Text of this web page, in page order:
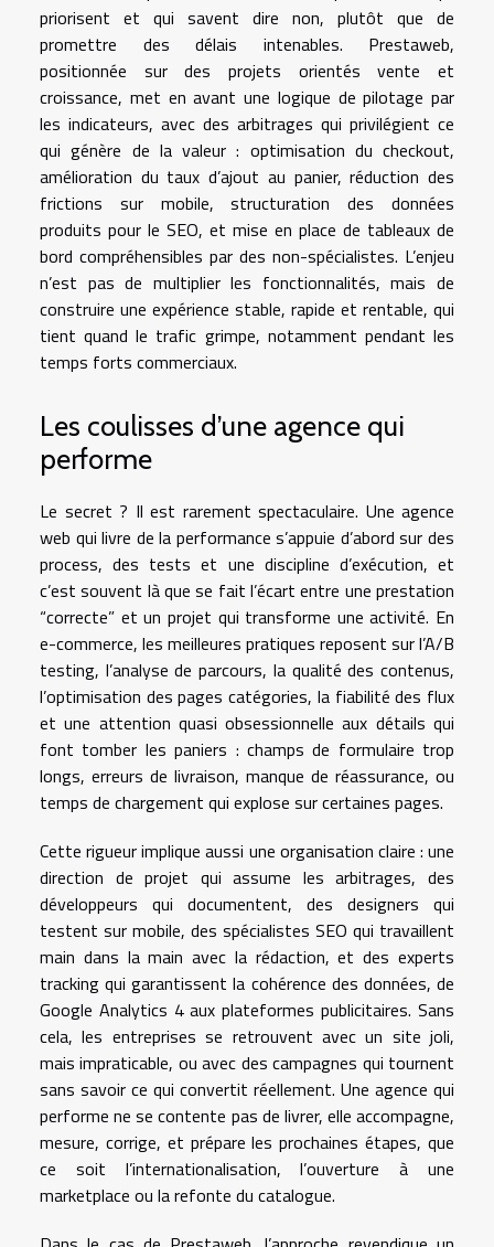
priorisent et qui savent dire non, plutôt que de
promettre des délais intenables. Prestaweb,
positionnée sur des projets orientés vente et
croissance, met en avant une logique de pilotage par
les indicateurs, avec des arbitrages qui privilégient ce
qui génère de la valeur : optimisation du checkout,
amélioration du taux d’ajout au panier, réduction des
frictions sur mobile, structuration des données
produits pour le SEO, et mise en place de tableaux de
bord compréhensibles par des non-spécialistes. L’enjeu
n’est pas de multiplier les fonctionnalités, mais de
construire une expérience stable, rapide et rentable, qui
tient quand le trafic grimpe, notamment pendant les
temps forts commerciaux.
Les coulisses d’une agence qui
performe
Le secret ? Il est rarement spectaculaire. Une agence
web qui livre de la performance s’appuie d’abord sur des
process, des tests et une discipline d’exécution, et
c’est souvent là que se fait l’écart entre une prestation
“correcte” et un projet qui transforme une activité. En
e-commerce, les meilleures pratiques reposent sur l’A/B
testing, l’analyse de parcours, la qualité des contenus,
l’optimisation des pages catégories, la fiabilité des flux
et une attention quasi obsessionnelle aux détails qui
font tomber les paniers : champs de formulaire trop
longs, erreurs de livraison, manque de réassurance, ou
temps de chargement qui explose sur certaines pages.
Cette rigueur implique aussi une organisation claire : une
direction de projet qui assume les arbitrages, des
développeurs qui documentent, des designers qui
testent sur mobile, des spécialistes SEO qui travaillent
main dans la main avec la rédaction, et des experts
tracking qui garantissent la cohérence des données, de
Google Analytics 4 aux plateformes publicitaires. Sans
cela, les entreprises se retrouvent avec un site joli,
mais impraticable, ou avec des campagnes qui tournent
sans savoir ce qui convertit réellement. Une agence qui
performe ne se contente pas de livrer, elle accompagne,
mesure, corrige, et prépare les prochaines étapes, que
ce soit l’internationalisation, l’ouverture à une
marketplace ou la refonte du catalogue.